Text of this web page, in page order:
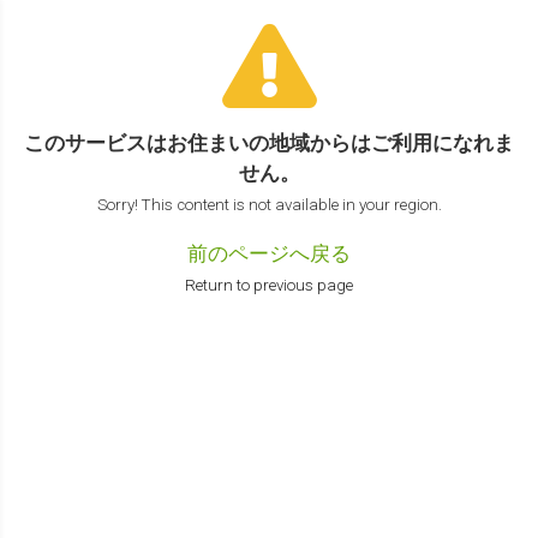
このサービスはお住まいの地域からはご利用になれま
せん。
Sorry! This content is not available in your region.
前のページへ戻る
Return to previous page